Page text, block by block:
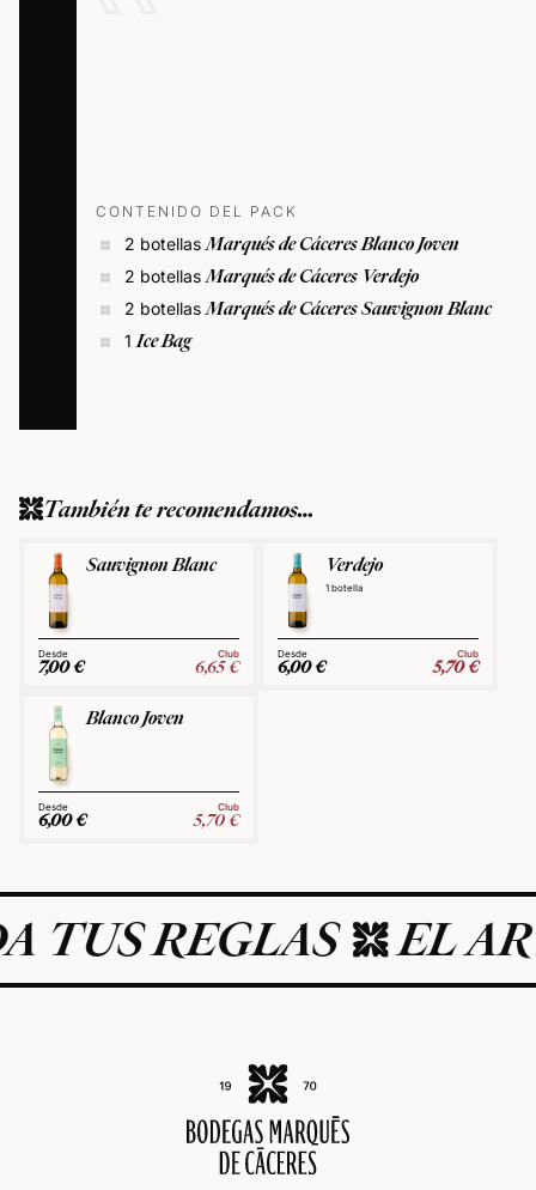
CONTENIDO DEL PACK
2 botellas Marqués de Cáceres Blanco Joven
2 botellas Marqués de Cáceres Verdejo
2 botellas Marqués de Cáceres Sauvignon Blanc
1 Ice Bag
También te recomendamos…
Sauvignon Blanc
7,00€
Club
6,65€
Verdejo
1 botella
6,00€
Club
5,70€
Blanco Joven
6,00€
Club
5,70 €
REGLAS EL